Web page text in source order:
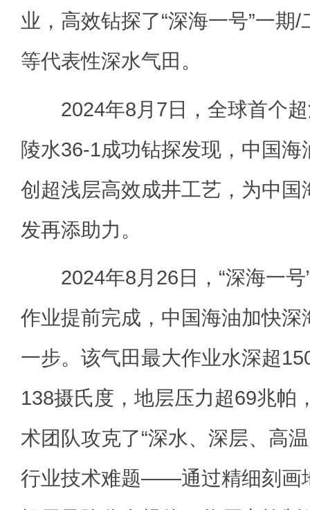
业，高效钻探了“深海一号”一期
等代表性深水气田。
2024年8月7日，全球首个超
陵水36-1成功钻探发现，中国
创超浅层高效成井工艺，为中国
发再添助力。
2024年8月26日，“深海一号
作业提前完成，中国海油加快深
一步。该气田最大作业水深超
138摄氏度，地层压力超69兆帕
术团队攻克了“深水、深层、高
行业技术难题——通过精细刻画